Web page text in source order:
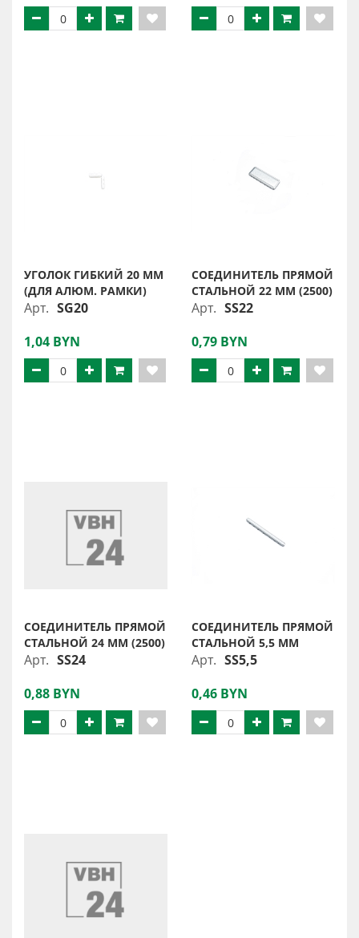
УГОЛОК ГИБКИЙ 20 ММ
(ДЛЯ АЛЮМ. РАМКИ)
Арт. SG20
1,04 BYN
СОЕДИНИТЕЛЬ ПРЯМОЙ
СТАЛЬНОЙ 22 ММ (2500)
Арт. SS22
0,79 BYN
СОЕДИНИТЕЛЬ ПРЯМОЙ
СТАЛЬНОЙ 24 ММ (2500)
Арт. SS24
0,88 BYN
СОЕДИНИТЕЛЬ ПРЯМОЙ
СТАЛЬНОЙ 5,5 ММ
Арт. SS5,5
0,46 BYN